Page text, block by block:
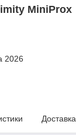
MiniProx
2026
Доставка